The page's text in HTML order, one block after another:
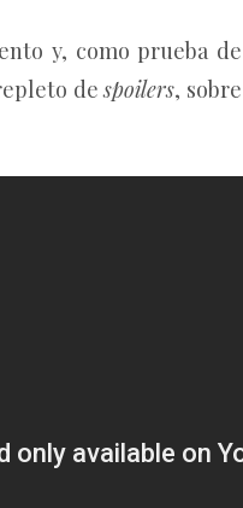
y, como prueba
despoilers,